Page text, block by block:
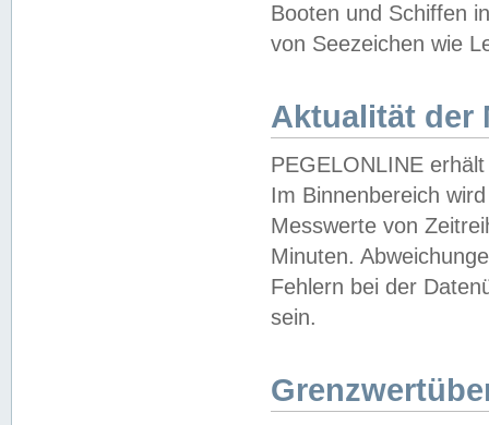
Booten und Schiffen
von Seezeichen wie
Aktualität der
PEGELONLINE
Im Binnenbereich
Messwerte von
Minuten.
Fehlern bei der
sein.